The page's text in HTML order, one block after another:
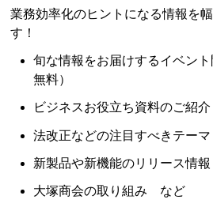
業務効率化のヒントになる情報を
す！
旬な情報をお届けするイベン
無料）
ビジネスお役立ち資料のご紹介
法改正などの注目すべきテーマ
新製品や新機能のリリース情報
大塚商会の取り組み など